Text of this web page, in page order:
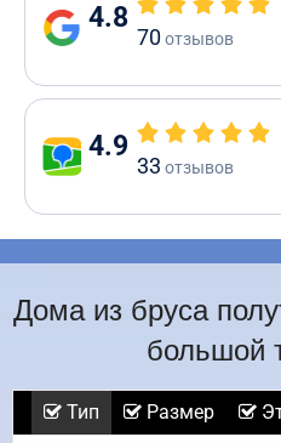
4.8
70отзывов
4.9
33 отзывов
Дома из бруса
большой
Тип Размер